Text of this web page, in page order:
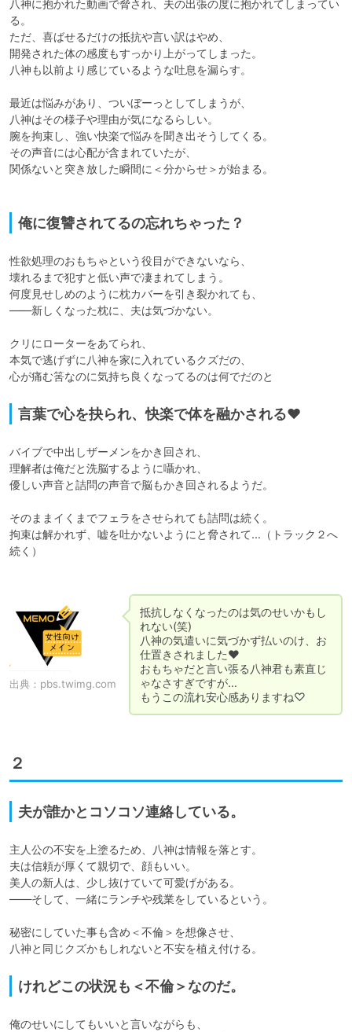
八神に抱かれた動画で脅され、夫の出張の度に抱かれてしまってい
る。
ただ、喜ばせるだけの抵抗や言い訳はやめ、
開発された体の感度もすっかり上がってしまった。
八神も以前より感じているような吐息を漏らす。
最近は悩みがあり、ついぼーっとしてしまうが、
八神はその様子や理由が気になるらしい。
腕を拘束し、強い快楽で悩みを聞き出そうしてくる。
その声音には心配が含まれていたが、
関係ないと突き放した瞬間に＜分からせ＞が始まる。
俺に復讐されてるの忘れちゃった？
性欲処理のおもちゃという役目ができないなら、
壊れるまで犯すと低い声で凄まれてしまう。
何度見せしめのように枕カバーを引き裂かれても、
――新しくなった枕に、夫は気づかない。
クリにローターをあてられ、
本気で逃げずに八神を家に入れているクズだの、
言葉で心を抉られ、快楽で体を融かされる♥
バイブで中出しザーメンをかき回され、
理解者は俺だと洗脳するように囁かれ、
優しい声音と詰問の声音で脳もかき回されるようだ。
そのままイくまでフェラをさせられても詰問は続く。
拘束は解かれず、嘘を吐かないようにと脅されて…（トラック２へ
続く）
出典： pbs.twimg.com
抵抗しなくなったのは気のせいかもし
れない(笑)
八神の気遣いに気づかず払いのけ、お
仕置きされました♥
おもちゃだと言い張る八神君も素直じ
ゃなさすぎですが…
もうこの流れ安心感ありますね♡
２
夫が誰かとコソコソ連絡している。
主人公の不安を上塗るため、八神は情報を落とす。
夫は信頼が厚くて親切で、顔もいい。
美人の新人は、少し抜けていて可愛げがある。
――そして、一緒にランチや残業をしているという。
秘密にしていた事も含め＜不倫＞を想像させ、
けれどこの状況も＜不倫＞なのだ。
俺のせいにしてもいいと言いながらも、